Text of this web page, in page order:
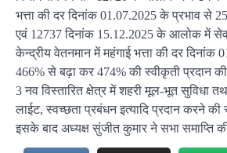
भत्ता की दर दिनांक 01.07.2025 के प्रभाव से
एवं 12737 दिनांक 15.12.2025 के आलोक में
केन्द्रीय वेतनमान में महंगाई भत्ता की दर
466% से बढ़ा कर 474% की स्वीकृती प्रदान
3 नव विस्तारित क्षेत्र में शहरी मूल-भूत सुविधा
लाईट, स्वच्छता प्रबंधन इत्यादि प्रदान करने की
इसके बाद अध्यक्ष सुंजीत कुमार ने सभा समाप्ति